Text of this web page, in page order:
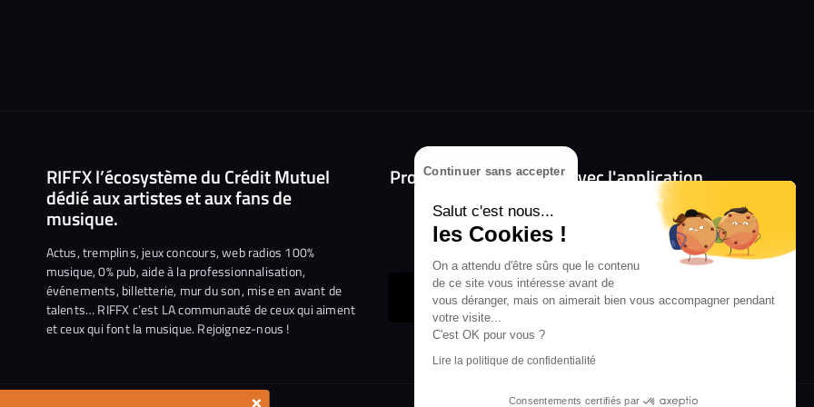
Continuer sans accepter
Salut c'est nous...
les Cookies !
On a attendu d'être sûrs que le contenu
de ce site vous intéresse avant de
vous déranger, mais on aimerait bien vous accompagner pendant
votre visite...
C'est OK pour vous ?
Lire la politique de confidentialité
Consentements certifiés par
RIFFX l’écosystème du Crédit Mutuel
dédié aux artistes et aux fans de
musique.
Actus, tremplins, jeux concours, web radios 100%
musique, 0% pub, aide à la professionnalisation,
événements, billetterie, mur du son, mise en avant de
talents… RIFFX c’est LA communauté de ceux qui aiment
et ceux qui font la musique. Rejoignez-nous !
Prolongez l'expérience avec l'application
RIFFX !
Disponible sur l'App Store et Google Play